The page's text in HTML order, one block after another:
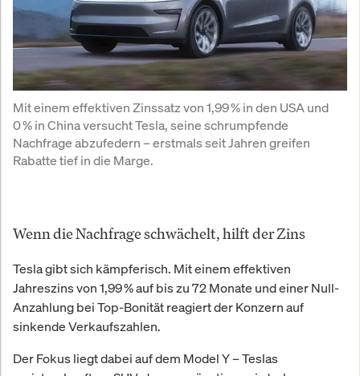
Mit einem effektiven Zinssatz von 1,99 % in den USA und
0 % in China versucht Tesla, seine schrumpfende
Nachfrage abzufedern – erstmals seit Jahren greifen
Rabatte tief in die Marge.
Wenn die Nachfrage schwächelt, hilft der Zins
Tesla gibt sich kämpferisch. Mit einem effektiven
Jahreszins von 1,99 % auf bis zu 72 Monate und einer Null-
Anzahlung bei Top-Bonität reagiert der Konzern auf
sinkende Verkaufszahlen.
Der Fokus liegt dabei auf dem Model Y – Teslas